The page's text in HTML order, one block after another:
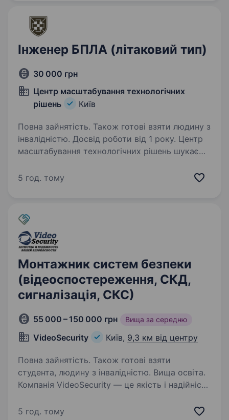
Інженер БПЛА (літаковий тип)
30 000 грн
Центр масштабування технологічних
рішень
Київ
Повна зайнятість. Також готові взяти людину з
інвалідністю. Досвід роботи від 1 року. Центр
масштабування технологічних рішень шукає
БПЛА літакового типу налаштовування
та програмна…
5 год. тому
Монтажник систем безпеки
(відеоспостереження, СКД,
сигналізація, СКС)
55 000 – 150 000 грн Вища за середню
VideoSecurity Київ, 9,3 км від центру
Повна зайнятість. Також готові взяти
студента, людину з інвалідністю. Вища освіта.
Компанія VideoSecurity — це якість і надійність
команда потребує в надійних
5 год. тому